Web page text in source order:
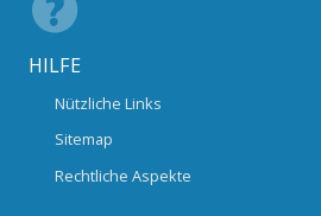
HILFE
Nützliche Links
Sitemap
Rechtliche Aspekte